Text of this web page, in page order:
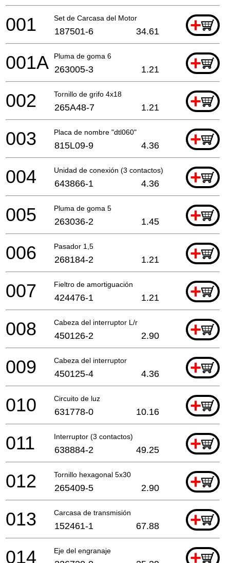
Set de Carcasa del Motor +
001 187501-6 34.61
Pluma de goma 6 +
001A 263005-3 1.21
Tornillo de grifo 4x18 +
002 265A48-7 1.21
Placa de nombre "dtl060" +
003 815L09-9 4.36
Unidad de conexión (3 contactos) +
004 643866-1 4.36
Pluma de goma 5 +
005 263036-2 1.45
Pasador 1,5 +
006 268184-2 1.21
Fieltro de amortiguación +
007 424476-1 1.21
Cabeza del interruptor L/r +
008 450126-2 2.90
Cabeza del interruptor +
009 450125-4 4.36
Circuito de luz +
010 631778-0 10.16
Interruptor (3 contactos) +
011 638884-2 49.25
Tornillo hexagonal 5x30 +
012 265409-5 2.90
Carcasa de transmisión +
013 152461-1 67.88
Eje del engranaje +
014